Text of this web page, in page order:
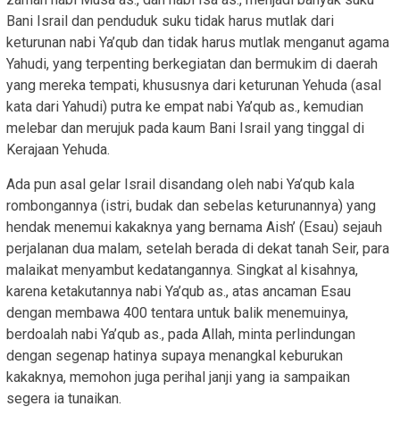
Bani Israil dan penduduk suku tidak harus mutlak dari
keturunan nabi Ya’qub dan tidak harus mutlak menganut agama
Yahudi, yang terpenting berkegiatan dan bermukim di daerah
yang mereka tempati, khususnya dari keturunan Yehuda (asal
kata dari Yahudi) putra ke empat nabi Ya’qub as., kemudian
melebar dan merujuk pada kaum Bani Israil yang tinggal di
Kerajaan Yehuda.
Ada pun asal gelar Israil disandang oleh nabi Ya’qub kala
rombongannya (istri, budak dan sebelas keturunannya) yang
hendak menemui kakaknya yang bernama Aish’ (Esau) sejauh
perjalanan dua malam, setelah berada di dekat tanah Seir, para
malaikat menyambut kedatangannya. Singkat al kisahnya,
karena ketakutannya nabi Ya’qub as., atas ancaman Esau
dengan membawa 400 tentara untuk balik menemuinya,
berdoalah nabi Ya’qub as., pada Allah, minta perlindungan
dengan segenap hatinya supaya menangkal keburukan
kakaknya, memohon juga perihal janji yang ia sampaikan
segera ia tunaikan.